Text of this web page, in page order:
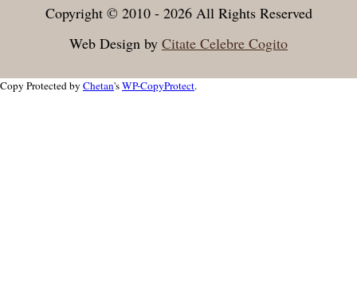
Copyright © 2010 - 2026 All Rights Reserved
Web Design by Citate Celebre Cogito
Copy Protected by Chetan'sWP-CopyProtect.